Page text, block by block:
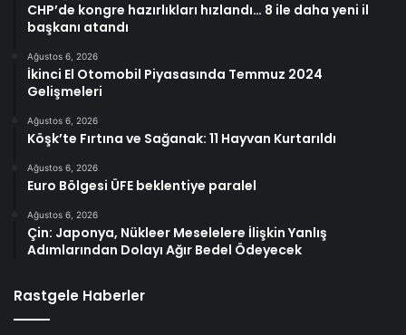
CHP’de kongre hazırlıkları hızlandı… 8 ile daha yeni il
başkanı atandı
Ağustos 6, 2026
İkinci El Otomobil Piyasasında Temmuz 2024
Gelişmeleri
Ağustos 6, 2026
Köşk’te Fırtına ve Sağanak: 11 Hayvan Kurtarıldı
Ağustos 6, 2026
Euro Bölgesi ÜFE beklentiye paralel
Ağustos 6, 2026
Çin: Japonya, Nükleer Meselelere İlişkin Yanlış
Adımlarından Dolayı Ağır Bedel Ödeyecek
Rastgele Haberler